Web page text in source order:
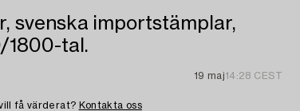
svenska importstämplar,
1800-tal.
19 maj14:28 CEST
få värderat? Kontakta oss